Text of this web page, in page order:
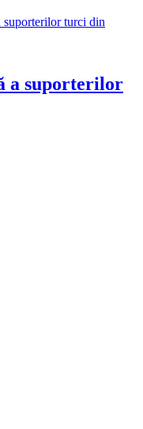
a suporterilor